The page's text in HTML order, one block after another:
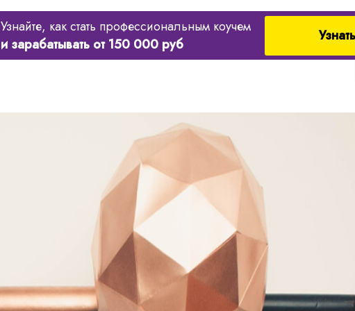
Узнайте, как стать профессиональным коучем
и зарабатывать от 150 000 руб